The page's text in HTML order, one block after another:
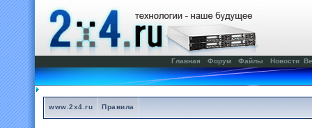
Главная Форум Файлы Новости
www.2x4.ru Правила